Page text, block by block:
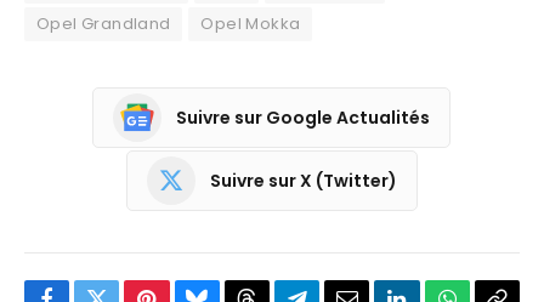
Opel Grandland
Opel Mokka
Suivre sur Google Actualités
Suivre sur X (Twitter)